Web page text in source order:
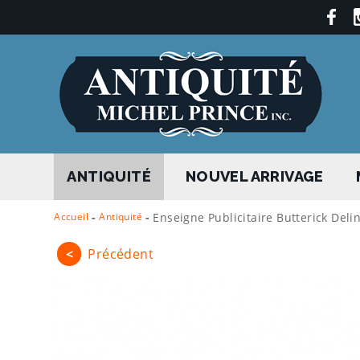
ANTIQUITÉ NOUVEL ARRIVAGE
Accueil - Antiquité - Enseigne Publicitaire Butterick
< Précédent